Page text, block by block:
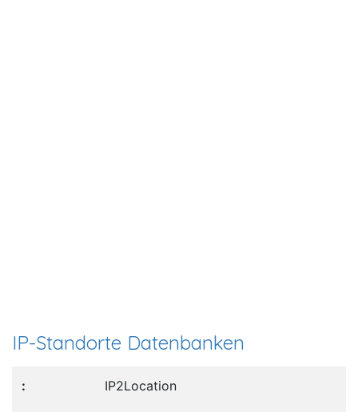
IP-Standorte Datenbanken
IP2Location